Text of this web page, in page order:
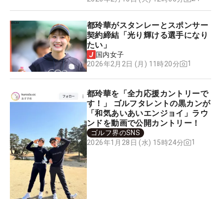
都玲華がスタンレーとスポンサー
契約締結「光り輝ける選手になり
たい」
国内女子
2026年2月2日 (月) 11時20分
1
都玲華を「全力応援カントリーで
す！」 ゴルフタレントの黒カンが
「和気あいあいエンジョイ」ラウ
ンドを動画で公開カントリー！
ゴルフ界のSNS
2026年1月28日 (水) 15時24分
1